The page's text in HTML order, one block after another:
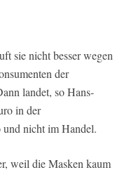
sie nicht besser wegen
der
landet, so Hans-
in der
und nicht im Handel.
weil die Masken kaum